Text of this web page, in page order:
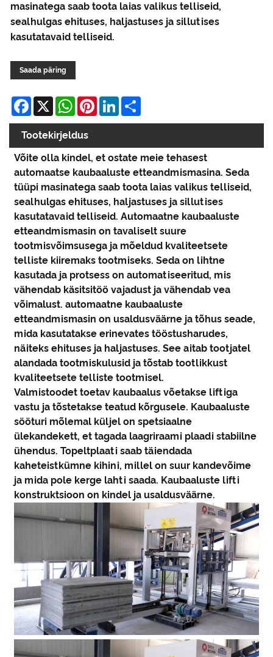
masinatega saab toota laias valikus telliseid,
sealhulgas ehituses, haljastuses ja sillutises
kasutatavaid telliseid.
Saada päring
Facebook
X WhatsApp
PinterestLinkedIn
Tootekirjeldus
Võite olla kindel, et ostate meie tehasest
automaatse kaubaaluste etteandmismasina. Seda
tüüpi masinatega saab toota laias valikus telliseid,
sealhulgas ehituses, haljastuses ja sillutises
kasutatavaid telliseid. Automaatne kaubaaluste
etteandmismasin on tavaliselt suure
tootmisvõimsusega ja mõeldud kvaliteetsete
telliste kiiremaks tootmiseks. Seda on lihtne
kasutada ja protsess on automatiseeritud, mis
vähendab käsitsitöö vajadust ja vähendab vea
võimalust. automaatne kaubaaluste
etteandmismasin on usaldusväärne ja tõhus seade,
mida kasutatakse erinevates tööstusharudes,
näiteks ehituses ja haljastuses. See aitab tootjatel
alandada tootmiskulusid ja tõstab tootlikkust
kvaliteetsete telliste tootmisel.
Valmistoodet toetav kaubaalus võetakse liftiga
vastu ja tõstetakse teatud kõrgusele. Kaubaaluste
sööturi mõlemal küljel on spetsiaalne
ülekandekett, et tagada laagriraami plaadi stabiilne
ühendus. Topeltplaati saab täiendada
kaheteistkümne kihini, millel on suur kandevõime
ja mida pole kerge lahti saada. Kaubaaluste lifti
konstruktsioon on kindel ja usaldusväärne.